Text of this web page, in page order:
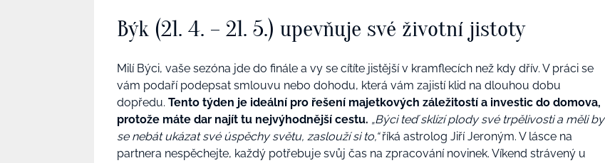
Býk (21. 4. – 21. 5.) upevňuje své životní jistoty
Milí Býci, vaše sezóna jde do finále a vy se cítíte jistější v kramflecích než kdy dřív. V práci se
vám podaří podepsat smlouvu nebo dohodu, která vám zajistí klid na dlouhou dobu
dopředu. Tento týden je ideální pro řešení majetkových záležitostí a investic do domova,
protože máte dar najít tu nejvýhodnější cestu. „Býci teď sklízí plody své trpělivosti a měli by
se nebát ukázat své úspěchy světu, zaslouží si to,“říká astrolog Jiří Jeroným. V lásce na
partnera nespěchejte, každý potřebuje svůj čas na zpracování novinek. Víkend strávený u